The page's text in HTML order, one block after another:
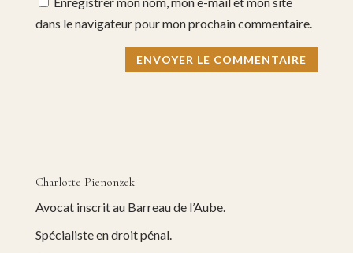
dans le navigateur pour mon prochain commentaire.
Charlotte Pienonzek
Avocat inscrit au Barreau de l’Aube.
Spécialiste en droit pénal.